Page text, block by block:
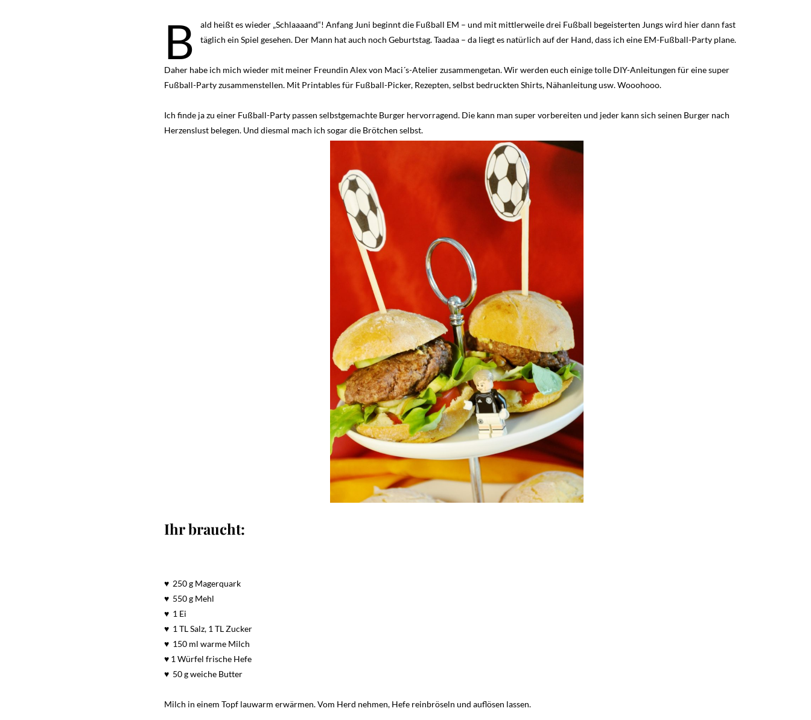
B
ald heißt es wieder „Schlaaaand“! Anfang Juni beginnt die Fußball EM – und mit mittlerweile drei Fußball begeisterten Jungs wird hier dann fast
täglich ein Spiel gesehen. Der Mann hat auch noch Geburtstag. Taadaa – da liegt es natürlich auf der Hand, dass ich eine EM-Fußball-Party plane.
Daher habe ich mich wieder mit meiner Freundin Alex von Maci´s-Atelier zusammengetan. Wir werden euch einige tolle DIY-Anleitungen für eine super
Fußball-Party zusammenstellen. Mit Printables für Fußball-Picker, Rezepten, selbst bedruckten Shirts, Nähanleitung usw. Wooohooo.
Ich finde ja zu einer Fußball-Party passen selbstgemachte Burger hervorragend. Die kann man super vorbereiten und jeder kann sich seinen Burger nach
Herzenslust belegen. Und diesmal mach ich sogar die Brötchen selbst.
Ihr braucht:
♥ 250 g Magerquark
♥ 550 g Mehl
♥ 1 Ei
♥ 1 TL Salz, 1 TL Zucker
♥ 150 ml warme Milch
♥ 1 Würfel frische Hefe
♥ 50 g weiche Butter
Milch in einem Topf lauwarm erwärmen. Vom Herd nehmen, Hefe reinbröseln und auflösen lassen.